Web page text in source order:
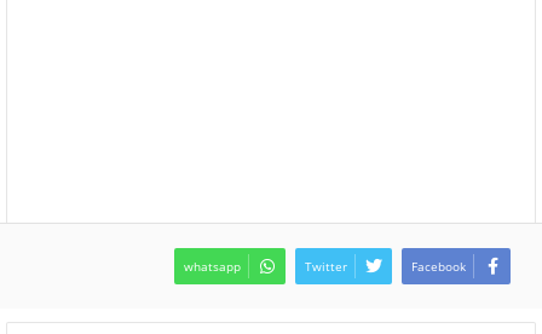
Facebook
Twitter
whatsapp